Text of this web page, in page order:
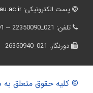
پست الکترونیکی:
تلفن:021_22350090 -- 22350091--22350092
دورنگار:021_26350940
© کلیه حقوق متعلق به